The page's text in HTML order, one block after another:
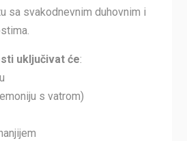
sa svakodnevnim duhovnim i
uključivat će:
s vatrom)